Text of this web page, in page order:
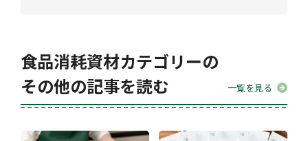
食品消耗資材カテゴリーの
その他の記事を読む
一覧を見る